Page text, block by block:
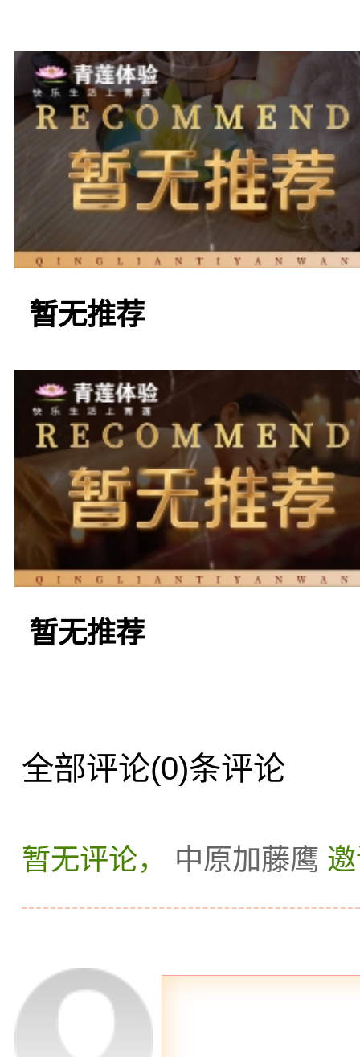
一推荐的是“金色名
门地区的黄金位置，地
华的装修风格，设备先
团建活动的理想场所。
务人员，能够满足不同
乐的乐趣。
二推荐的是“名门商
餐饮娱乐于一体的综合性
周到，能够为客户提供
更加顺利成功。
另外一家值得推荐
于和平门地区的高端商
暂无推荐
暂无推荐
全部评论(0)条评论
暂无评论， 中原加藤鹰